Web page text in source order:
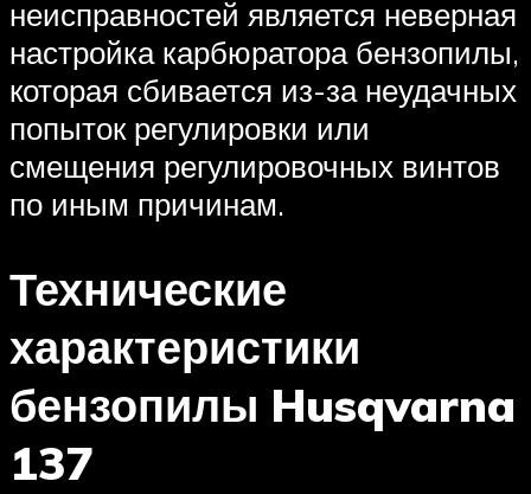
неисправностей является неверная
настройка карбюратора бензопилы,
которая сбивается из-за неудачных
попыток регулировки или
смещения регулировочных винтов
по иным причинам.
Технические
характеристики
бензопилы Husqvarna
137